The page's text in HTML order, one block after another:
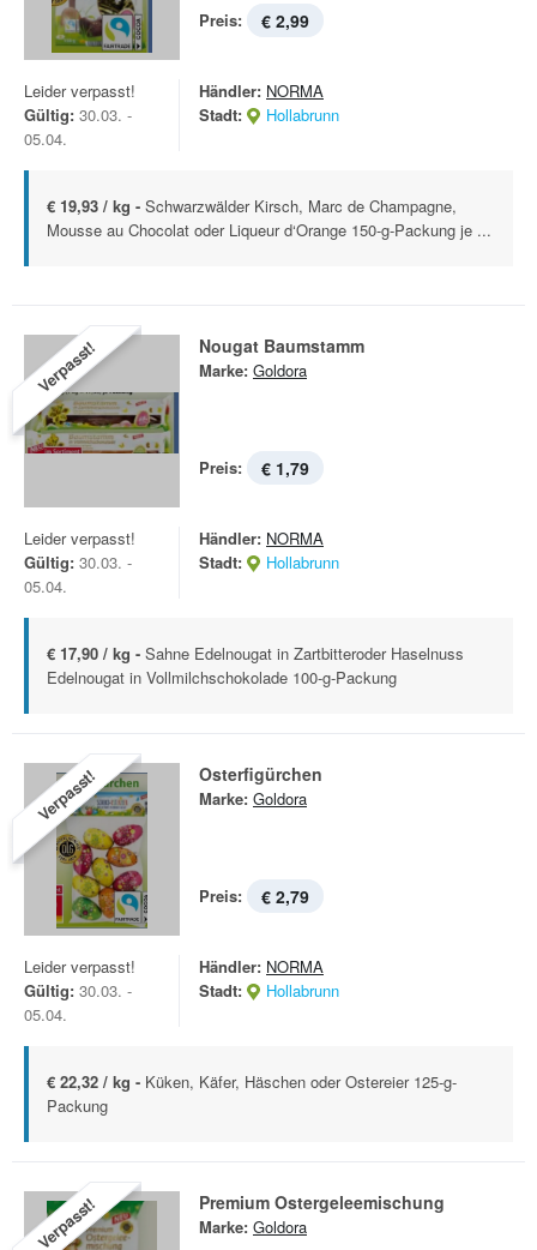
Preis: € 2,99
Leider verpasst!
Gültig: 30.03. -
05.04.
Händler: NORMA
Stadt:
Hollabrunn
€ 19,93 / kg - Schwarzwälder Kirsch, Marc de Champagne,
Mousse au Chocolat oder Liqueur d‘Orange 150-g-Packung je ...
Verpasst! Nougat Baumstamm
Marke: Goldora
Preis: € 1,79
Leider verpasst!
Gültig: 30.03. -
05.04.
Händler: NORMA
Stadt:
Hollabrunn
€ 17,90 / kg - Sahne Edelnougat in Zartbitteroder Haselnuss
Edelnougat in Vollmilchschokolade 100-g-Packung
Verpasst! Osterfigürchen
Marke: Goldora
Preis: € 2,79
Leider verpasst!
Gültig: 30.03. -
05.04.
Händler: NORMA
Stadt:
Hollabrunn
€ 22,32 / kg - Küken, Käfer, Häschen oder Ostereier 125-g-
Packung
Verpasst! Premium Ostergeleemischung
Marke: Goldora